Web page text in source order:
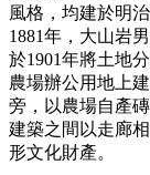
風格，均建於明
1881年，大山岩
於1901年將土地
農場辦公用地上
旁，以農場自產
建築之間以走廊
形文化財產。